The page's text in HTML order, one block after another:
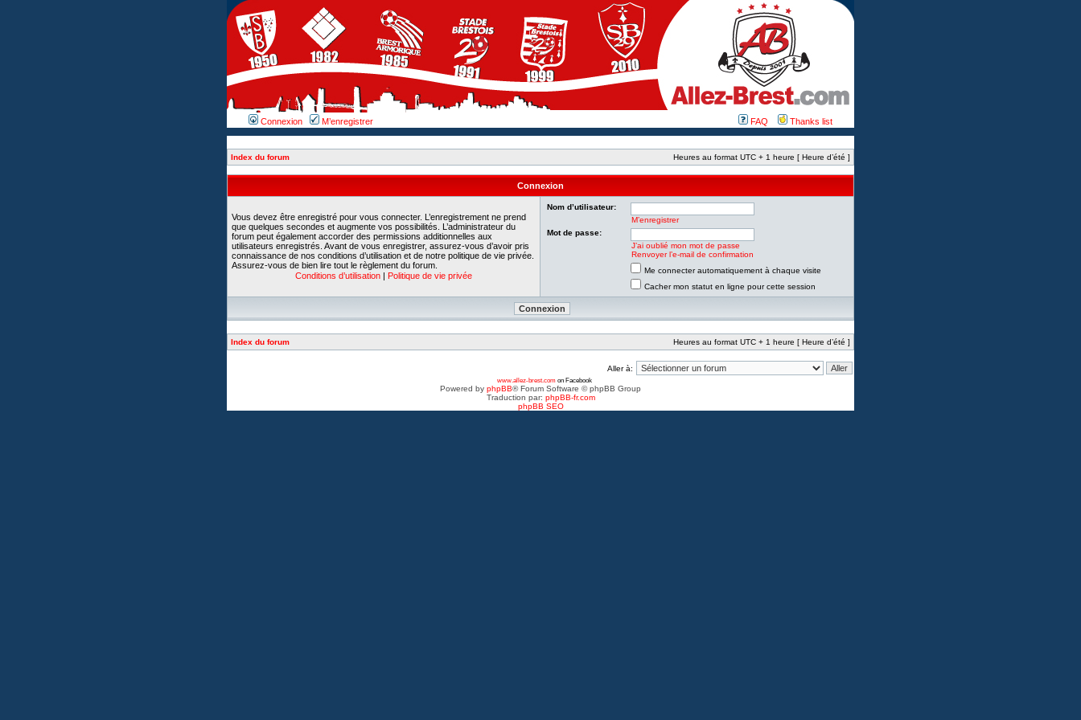
Connexion M’enregistrer FAQ Thanks list
Index du forum Heures au format UTC + 1 heure [ Heure d’été ]
Connexion
Vous devez être enregistré pour vous connecter. L’enregistrement ne prend
que quelques secondes et augmente vos possibilités. L’administrateur du
forum peut également accorder des permissions additionnelles aux
utilisateurs enregistrés. Avant de vous enregistrer, assurez-vous d’avoir pris
connaissance de nos conditions d’utilisation et de notre politique de vie privée.
Assurez-vous de bien lire tout le règlement du forum.
Conditions d’utilisation | Politique de vie privée
Nom d’utilisateur:
M’enregistrer
Mot de passe:
J’ai oublié mon mot de passe
Renvoyer l’e-mail de confirmation
Me connecter automatiquement à chaque visite
Cacher mon statut en ligne pour cette session
Index du forum Heures au format UTC + 1 heure [ Heure d’été ]
Aller à:
www.allez-brest.com on Facebook
Powered by phpBB® Forum Software © phpBB Group
Traduction par: phpBB-fr.com
phpBB SEO